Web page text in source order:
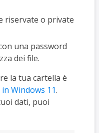
riservate o private
una password
dei file.
la tua cartella è
Windows 11.
dati, puoi